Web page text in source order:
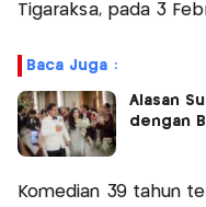
Tigaraksa, pada 3
Baca Juga :
Alasan
dengan
Komedian 39 tahun